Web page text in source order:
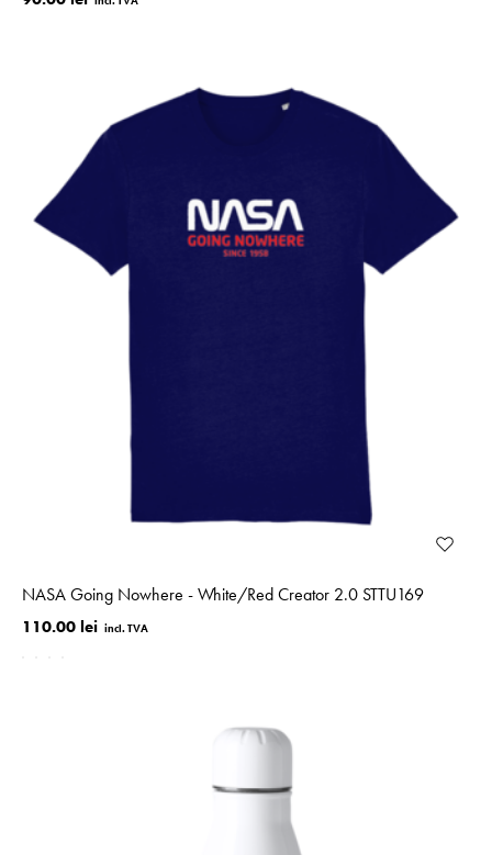
NASA Going Nowhere - White/Red Creator 2.0 STTU169
110.00 lei